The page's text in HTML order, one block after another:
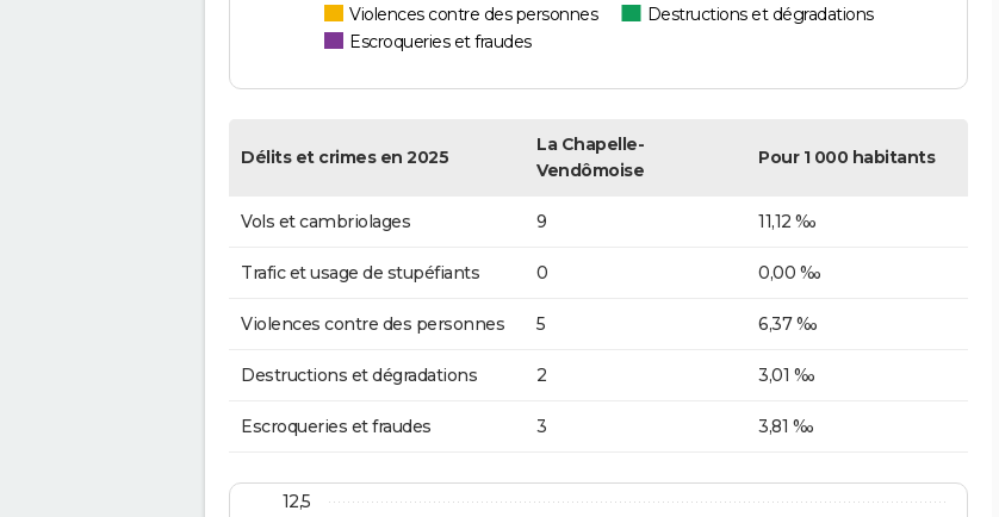
Violences contre des personnes
Destructions et dégradations
Escroqueries et fraudes
Délits et crimes en 2025
La Chapelle-
Vendômoise
Pour 1 000 habitants
Vols et cambriolages 9 11,12 ‰
Trafic et usage de stupéfiants 0 0,00 ‰
Violences contre des personnes 5 6,37 ‰
Destructions et dégradations 2 3,01 ‰
Escroqueries et fraudes 3 3,81 ‰
12,5